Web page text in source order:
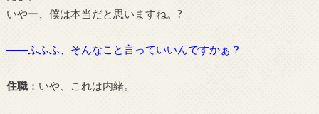
いやー、僕は本当だと思いますね。?
――ふふふ、そんなこと言っていいんですかぁ？
住職：いや、これは内緒。